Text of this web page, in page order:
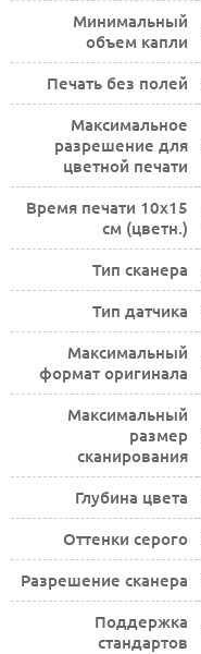
Минимальный
объем капли
Печать без полей
Максимальное
разрешение для
цветной печати
Время печати 10x15
см (цветн.)
Тип сканера
Тип датчика
Максимальный
формат оригинала
Максимальный
размер
сканирования
Глубина цвета
Оттенки серого
Разрешение сканера
Поддержка
стандартов